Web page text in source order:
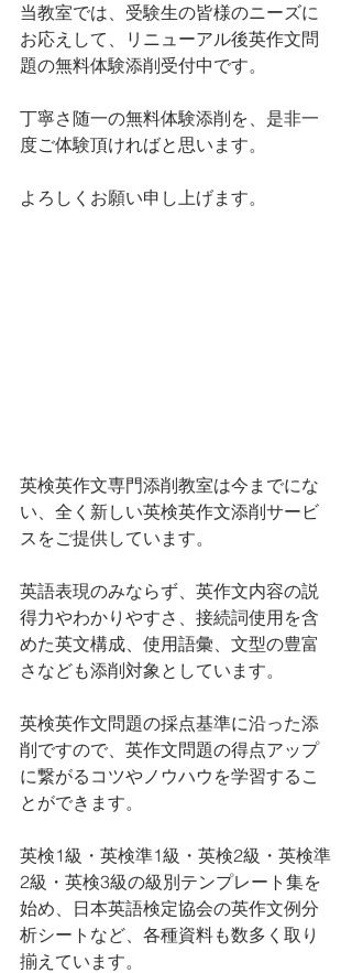
当教室では、受験生の皆様のニーズに
お応えして、リニューアル後英作文問
題の無料体験添削受付中です。
丁寧さ随一の無料体験添削を、是非一
度ご体験頂ければと思います。
よろしくお願い申し上げます。
英検英作文専門添削教室は今までにな
い、全く新しい英検英作文添削サービ
スをご提供しています。
英語表現のみならず、英作文内容の説
得力やわかりやすさ、接続詞使用を含
めた英文構成、使用語彙、文型の豊富
さなども添削対象としています。
英検英作文問題の採点基準に沿った添
削ですので、英作文問題の得点アップ
に繋がるコツやノウハウを学習するこ
とができます。
英検1級・英検準1級・英検2級・英検準
2級・英検3級の級別テンプレート集を
始め、日本英語検定協会の英作文例分
析シートなど、各種資料も数多く取り
揃えています。